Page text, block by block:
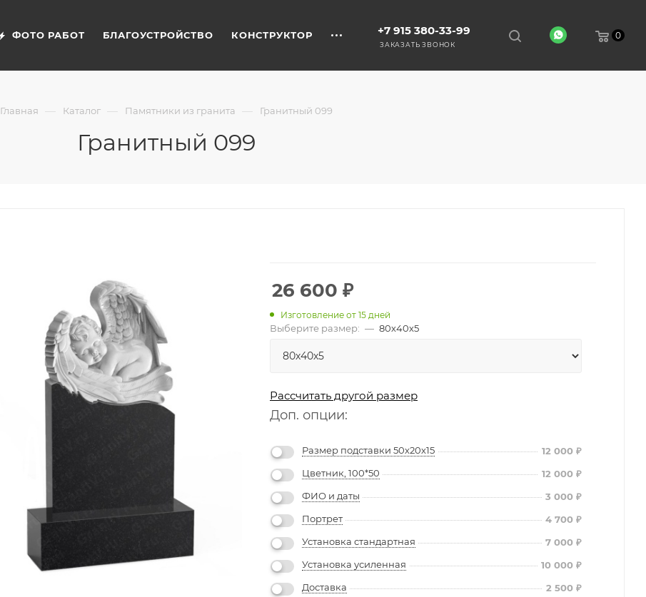
+7 915 380-33-99
ЗАКАЗАТЬ ЗВОНОК
0
ФОТО РАБОТ БЛАГОУСТРОЙСТВО КОНСТРУКТОР
Главная — Каталог — Памятники из гранита — Гранитный 099
Гранитный 099
26 600 ₽
Изготовление от 15 дней
Выберите размер: — 80х40х5
Рассчитать другой размер
Доп. опции:
Размер подставки 50х20х15 12 000 ₽
Цветник, 100*50
12 000 ₽
ФИО и даты
3 000 ₽
Портрет
4 700 ₽
Установка стандартная
7 000 ₽
Установка усиленная
10 000 ₽
Доставка
2 500 ₽